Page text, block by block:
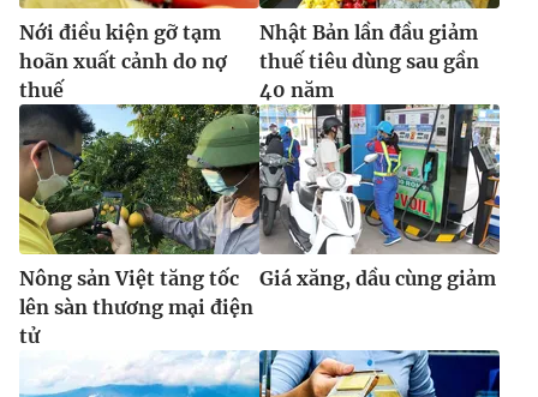
Nới điều kiện gỡ tạm
hoãn xuất cảnh do nợ
thuế
Nhật Bản lần đầu giảm
thuế tiêu dùng sau gần
40 năm
Nông sản Việt tăng tốc
lên sàn thương mại điện
tử
Giá xăng, dầu cùng giảm